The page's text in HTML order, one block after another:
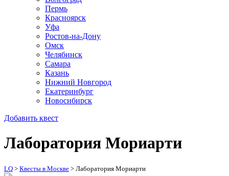
Пермь
Красноярск
Уфа
Ростов-на-Дону
Омск
Челябинск
Самара
Казань
Нижний Новгород
Екатеринбург
Новосибирск
Добавить квест
Лаборатория Мориарти
LQ > Квесты в Москве > Лаборатория Мориарти